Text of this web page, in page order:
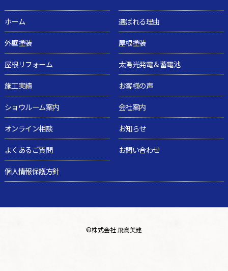
ホーム
選ばれる理由
外壁塗装
屋根塗装
屋根リフォーム
太陽光発電＆蓄電池
施工実績
お客様の声
ショウルーム案内
会社案内
オンライン相談
お知らせ
よくあるご質問
お問い合わせ
個人情報保護方針
©株式会社 飛鳥美建